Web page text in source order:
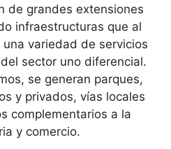
de grandes extensiones
infraestructuras que al
variedad de servicios
sector uno diferencial.
se generan parques,
y privados, vías locales
complementarios a la
y comercio.